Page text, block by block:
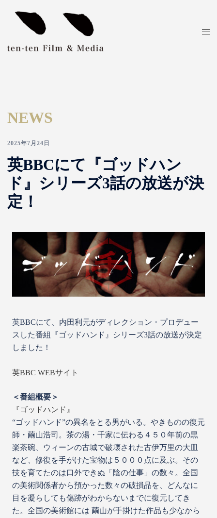
NEWS
2025年7月24日
英BBCにて『ゴッドハン
ド』シリーズ3話の放送が決
定！
英BBCにて、内田利元がディレクション・プロデュー
スした番組『ゴッドハンド』シリーズ3話の放送が決定
しました！
英BBC WEBサイト
＜番組概要＞
『ゴッドハンド 』
“ゴッドハンド”の異名をとる男がいる。やきものの復元
師・繭山浩司。茶の湯・千家に伝わる４５０年前の黒
楽茶碗、ウィーンの古城で破壊された古伊万里の大皿
など、修復を手がけた宝物は５０００点に及ぶ。その
技を育てたのは口外できぬ「陰の仕事」の数々。全国
の美術関係者から預かった数々の破損品を、どんなに
目を凝らしても傷跡がわからないまでに復元してき
た。全国の美術館には 繭山が手掛けた作品も少なから